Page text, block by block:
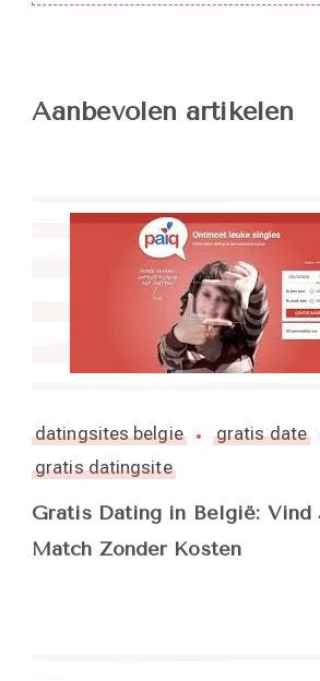
Aanbevolen artikelen
datingsites belgie
gratis date
gratis datingsite
Gratis Dating in België: Vind
Match Zonder Kosten